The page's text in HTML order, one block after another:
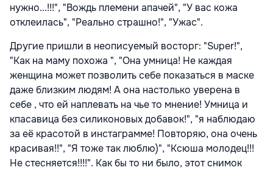
нужно...!!!", "Вождь племени апачей", "У вас кожа
отклеилась", "Реально страшно!", "Ужас".
Другие пришли в неописуемый восторг: "Super!",
"Как на маму похожа ", "Она умница! Не каждая
женщина может позволить себе показаться в маске
даже близким людям! А она настолько уверена в
себе , что ей наплевать на чье то мнение! Умница и
кпасавица без силиконовых добавок!", "я наблюдаю
за её красотой в инстаграмме! Повторяю, она очень
красивая!!", "Я тоже так люблю)", "Ксюша молодец!!!
Не стесняется!!!!". Как бы то ни было, этот снимок